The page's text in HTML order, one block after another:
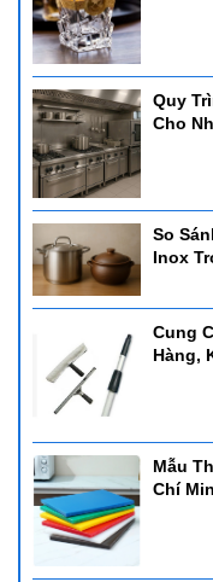
Quy
Cho
So
Inox
Cung
Hàng,
Mẫu
Chí